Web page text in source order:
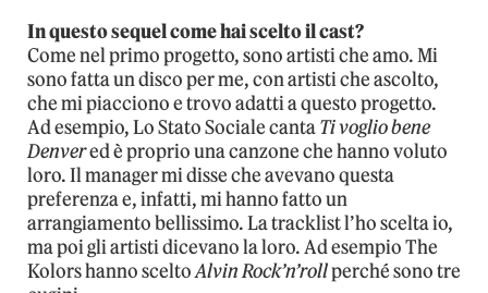
In questo sequel come hai scelto il cast?
Come nel primo progetto, sono artisti che amo. Mi
sono fatta un disco per me, con artisti che ascolto,
che mi piacciono e trovo adatti a questo progetto.
Ad esempio, Lo Stato Sociale cantaTi voglio bene
Denvered è proprio una canzone che hanno voluto
loro. Il manager mi disse che avevano questa
preferenza e, infatti, mi hanno fatto un
arrangiamento bellissimo. La tracklist l’ho scelta io,
ma poi gli artisti dicevano la loro. Ad esempio The
Kolors hanno sceltoAlvin Rock’n’rollperché sono tre